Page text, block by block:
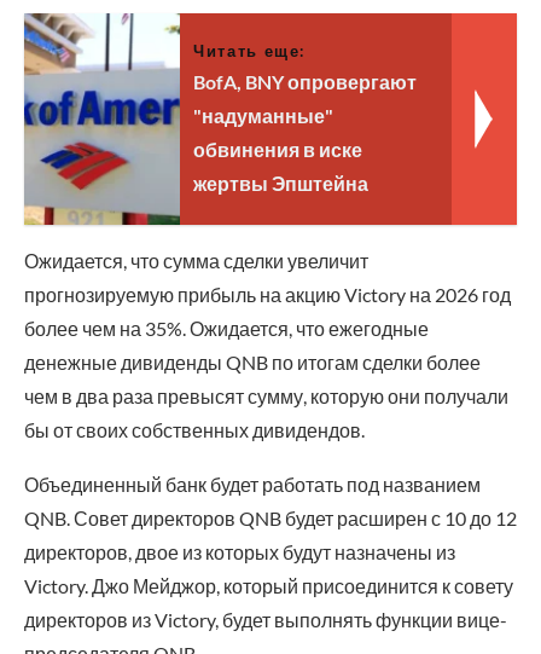
Читать еще:
BofA, BNY опровергают
"надуманные"
обвинения в иске
жертвы Эпштейна
Ожидается, что сумма сделки увеличит
прогнозируемую прибыль на акцию Victory на 2026 год
более чем на 35%. Ожидается, что ежегодные
денежные дивиденды QNB по итогам сделки более
чем в два раза превысят сумму, которую они получали
бы от своих собственных дивидендов.
Объединенный банк будет работать под названием
QNB. Совет директоров QNB будет расширен с 10 до 12
директоров, двое из которых будут назначены из
Victory. Джо Мейджор, который присоединится к совету
директоров из Victory, будет выполнять функции вице-